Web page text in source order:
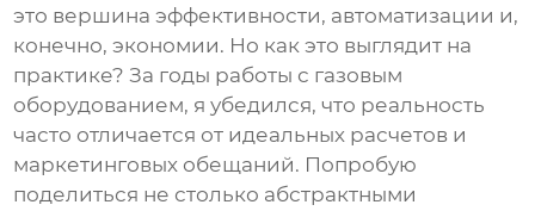
это вершина эффективности, автоматизации и,
конечно, экономии. Но как это выглядит на
практике? За годы работы с газовым
оборудованием, я убедился, что реальность
часто отличается от идеальных расчетов и
маркетинговых обещаний. Попробую
поделиться не столько абстрактными